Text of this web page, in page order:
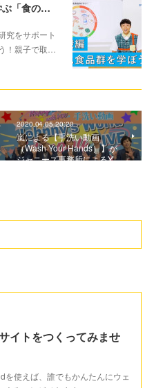
今年の夏休みは食生活を親子で学ぶ「食の自由研究」にチャレンジ！
究をサポート
！親子で取…
2020.04.05 20:20
嵐による【手洗い動画
（Wash Your Hands）】が
ジャニーズ事務所によるY…
イトをつくってみませ
を使えば、誰でもかんたんにウェ